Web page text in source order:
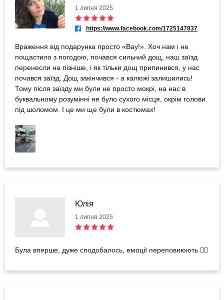
1 липня 2025
https://www.facebook.com/1725147837
Враження від подарунка просто «Вау!». Хоч нам і не
пощастило з погодою, почався сильний дощ, наш заїзд
перенесли на пізніше, і як тільки дощ припинився, у нас
почався заїзд. Дощ закінчився - а калюжі залишились!
Тому після заїзду ми були не просто мокрі, на нас в
буквальному розумінні не було сухого місця, окрім голови
під шоломом. І це ми ще були в костюмах!
Юлія
1 липня 2025
Була вперше, дуже сподобалось, емоції переповнюють 👍🏻